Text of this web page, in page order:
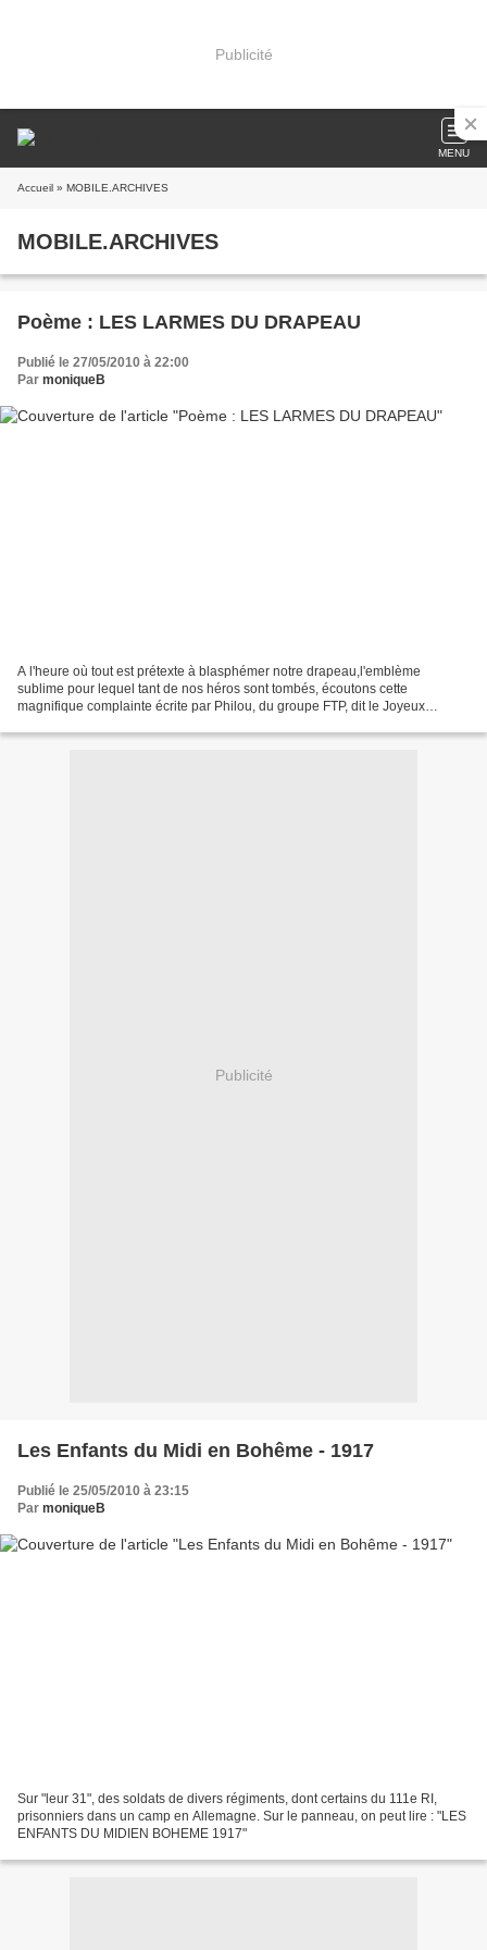
Publicité
MENU
Accueil » MOBILE.ARCHIVES
MOBILE.ARCHIVES
Poème : LES LARMES DU DRAPEAU
Publié le 27/05/2010 à 22:00
Par moniqueB
A l'heure où tout est prétexte à blasphémer notre drapeau,l'emblème
sublime pour lequel tant de nos héros sont tombés, écoutons cette
magnifique complainte écrite par Philou, du groupe FTP, dit le Joyeux
Publicité
Les Enfants du Midi en Bohême - 1917
Publié le 25/05/2010 à 23:15
Par moniqueB
Sur "leur 31", des soldats de divers régiments, dont certains du 111e RI,
prisonniers dans un camp en Allemagne. Sur le panneau, on peut lire : "LES
ENFANTS DU MIDIEN BOHEME 1917"